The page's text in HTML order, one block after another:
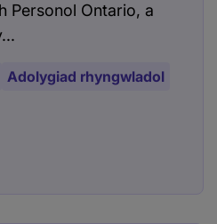
Personol Ontario, a
Adolygiad rhyngwladol